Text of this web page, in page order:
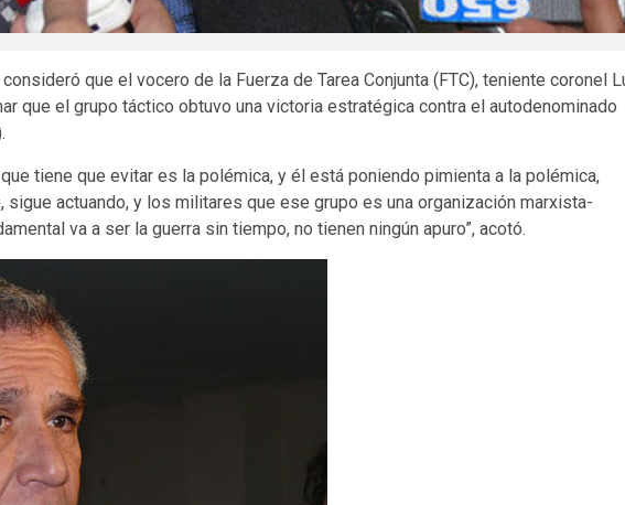
que el vocero de la Fuerza de Tarea Conjunta (FTC), teniente coronel
que el grupo táctico obtuvo una victoria estratégica contra el autodenominado
tiene que evitar es la polémica, y él está poniendo pimienta a la polémica,
actuando, y los militares que ese grupo es una organización marxista-
va a ser la guerra sin tiempo, no tienen ningún apuro”, acotó.